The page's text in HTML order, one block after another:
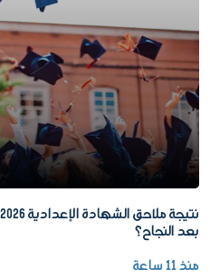
بعد النجاح؟
منذ 11 ساعة